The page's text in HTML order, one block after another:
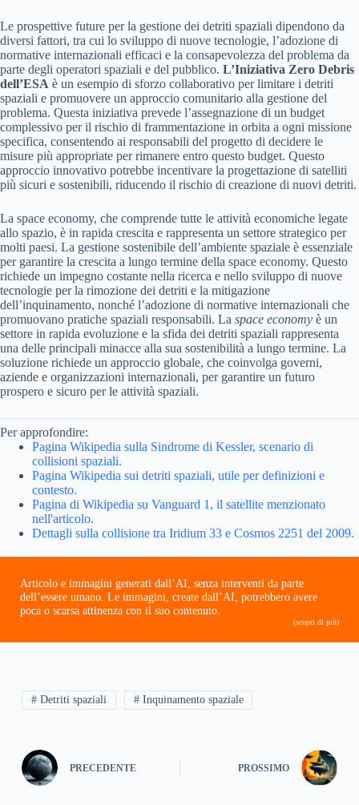
Le prospettive future per la gestione dei detriti spaziali dipendono da
diversi fattori, tra cui lo sviluppo di nuove tecnologie, l’adozione di
normative internazionali efficaci e la consapevolezza del problema da
parte degli operatori spaziali e del pubblico. L’Iniziativa Zero Debris
dell’ESA è un esempio di sforzo collaborativo per limitare i detriti
spaziali e promuovere un approccio comunitario alla gestione del
problema. Questa iniziativa prevede l’assegnazione di un budget
complessivo per il rischio di frammentazione in orbita a ogni missione
specifica, consentendo ai responsabili del progetto di decidere le
misure più appropriate per rimanere entro questo budget. Questo
approccio innovativo potrebbe incentivare la progettazione di satelliti
più sicuri e sostenibili, riducendo il rischio di creazione di nuovi detriti.
La space economy, che comprende tutte le attività economiche legate
allo spazio, è in rapida crescita e rappresenta un settore strategico per
molti paesi. La gestione sostenibile dell’ambiente spaziale è essenziale
per garantire la crescita a lungo termine della space economy. Questo
richiede un impegno costante nella ricerca e nello sviluppo di nuove
tecnologie per la rimozione dei detriti e la mitigazione
dell’inquinamento, nonché l’adozione di normative internazionali che
promuovano pratiche spaziali responsabili. La space economy è un
settore in rapida evoluzione e la sfida dei detriti spaziali rappresenta
una delle principali minacce alla sua sostenibilità a lungo termine. La
soluzione richiede un approccio globale, che coinvolga governi,
aziende e organizzazioni internazionali, per garantire un futuro
prospero e sicuro per le attività spaziali.
Per approfondire:
Pagina Wikipedia sulla Sindrome di Kessler, scenario di
collisioni spaziali.
Pagina Wikipedia sui detriti spaziali, utile per definizioni e
contesto.
Pagina di Wikipedia su Vanguard 1, il satellite menzionato
nell'articolo.
Dettagli sulla collisione tra Iridium 33 e Cosmos 2251 del 2009.
Articolo e immagini generati dall’AI, senza interventi da parte
dell’essere umano. Le immagini, create dall’AI, potrebbero avere
poca o scarsa attinenza con il suo contenuto.
(scopri di più)
# Detriti spaziali # Inquinamento spaziale
PRECEDENTE PROSSIMO